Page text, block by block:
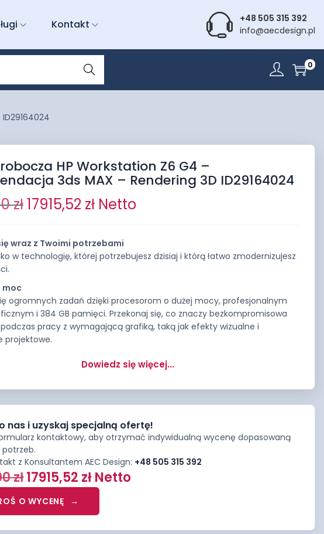
Kontakt
+48 505 315 392
info@aecdesign.pl
Wyszu
kiwani
e
0
HP Workstation Z6 G4 –
3ds MAX – Rendering 3D ID29164024
zł17915,52 zł Netto
wraz z Twoimi potrzebami
w technologię, której potrzebujesz dzisiaj i którą łatwo zmodernizujesz
moc
ogromnych zadań dzięki procesorom o dużej mocy, profesjonalnym
i 384 GB pamięci. Przekonaj się, co znaczy bezkompromisowa
pracy z wymagającą grafiką, taką jak efekty wizualne i
projektowe.
Dowiedz się więcej...
nas i uzyskaj specjalną ofertę!
kontaktowy, aby otrzymać indywidualną wycenę dopasowaną
z Konsultantem AEC Design: +48 505 315 392
zł17915,52 zł Netto
O WYCENĘ